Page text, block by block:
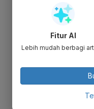
Fitur AI
Lebih mudah berbagi